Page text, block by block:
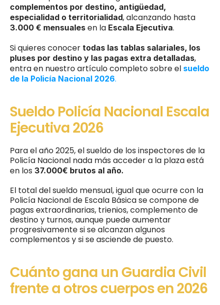
complementos por destino, antigüedad,
especialidad o territorialidad
3.000 € mensuales en la Escala Ejecutiva.
Si quieres conocer todas las tablas salariales, los
pluses por destino y las pagas extra detalladas,
entra en nuestro artículo completo sobre el sueldo
de la Policía Nacional 2026.
Sueldo Policía Nacional Escala
Ejecutiva 2026
Para el año 2025, el sueldo de los inspectores de la
Policía Nacional nada más acceder a la plaza está
en los 37.000€ brutos al año.
El total del sueldo mensual, igual que ocurre con la
Policía Nacional de Escala Básica se compone de
pagas extraordinarias, trienios, complemento de
destino y turnos, aunque puede aumentar
progresivamente si se alcanzan algunos
complementos y si se asciende de puesto.
Cuánto gana un Guardia Civil
frente a otros cuerpos en 2026